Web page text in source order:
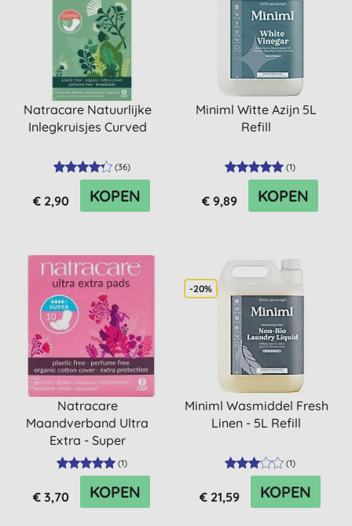
Natracare Natuurlijke
Inlegkruisjes Curved
(36)
€ 2,90 KOPEN
Miniml Witte Azijn 5L
Refill
(1)
€ 9,89 KOPEN
Natracare
Maandverband Ultra
Extra - Super
(1)
€ 3,70 KOPEN
-20%
Miniml Wasmiddel Fresh
Linen - 5L Refill
(1)
€ 21,59 KOPEN